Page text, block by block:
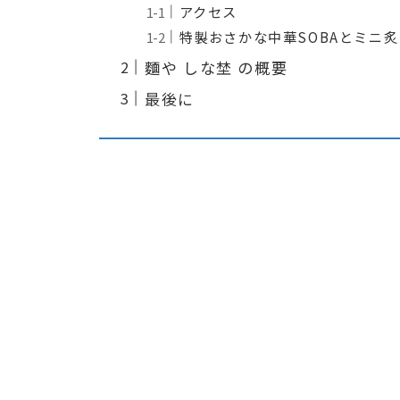
アクセス
特製おさかな中華SOBAとミニ
麵や しな埜 の概要
最後に